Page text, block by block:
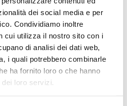
dei social media e per
Condividiamo inoltre
cui utilizza il nostro sito con i
di analisi dei dati web,
i quali potrebbero combinarle
ha fornito loro o che hanno
loro servizi.
3,30 25
3,30 40
3,30 100